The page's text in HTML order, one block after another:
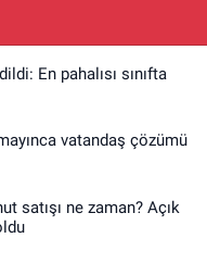
En pahalısı sınıfta
vatandaş çözümü
satışı ne zaman? Açık